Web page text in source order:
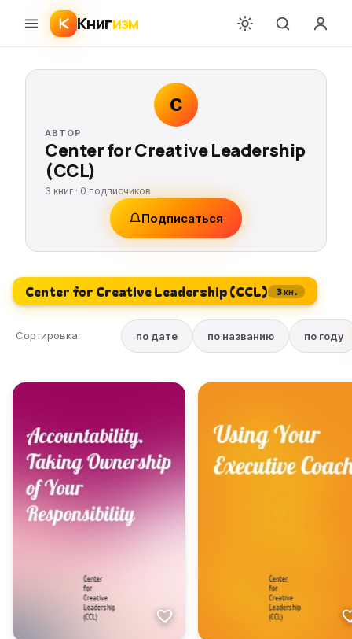
Книгизм
C
АВТОР
Center for Creative Leadership
(CCL)
3 книг · 0 подписчиков
Подписаться
Center for Creative Leadership (CCL) 3 кн.
Сортировка: по дате по названию по году